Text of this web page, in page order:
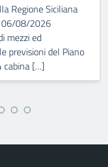
Regione Siciliana
06/08/2026
mezzi ed
previsioni del Piano
cabina […]